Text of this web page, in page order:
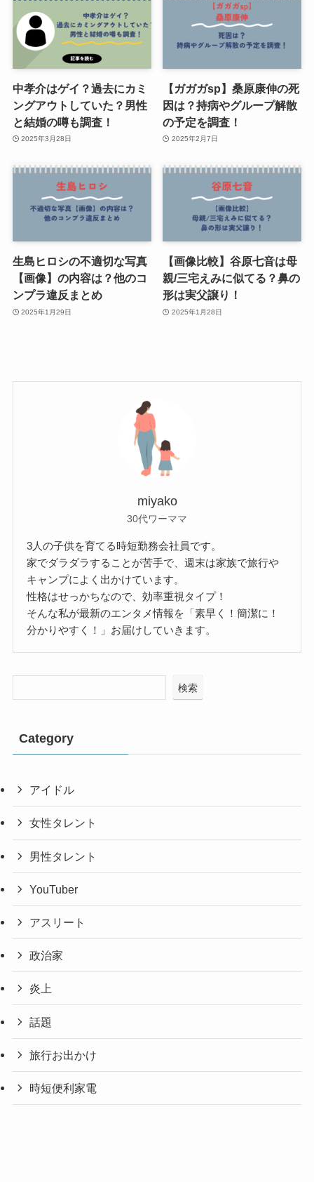
中孝介はゲイ？過去にカミ
ングアウトしていた？男性
と結婚の噂も調査！
2025年3月28日
【ガガガsp】桑原康伸の死
因は？持病やグループ解散
の予定を調査！
2025年2月7日
生島ヒロシの不適切な写真
【画像】の内容は？他のコ
ンプラ違反まとめ
2025年1月29日
【画像比較】谷原七音は母
親/三宅えみに似てる？鼻の
形は実父譲り！
2025年1月28日
miyako
30代ワーママ
3人の子供を育てる時短勤務会社員です。
家でダラダラすることが苦手で、週末は家族で旅行や
キャンプによく出かけています。
性格はせっかちなので、効率重視タイプ！
そんな私が最新のエンタメ情報を「素早く！簡潔に！
分かりやすく！」お届けしていきます。
検索
Category
アイドル
女性タレント
男性タレント
YouTuber
アスリート
政治家
炎上
話題
旅行お出かけ
時短便利家電